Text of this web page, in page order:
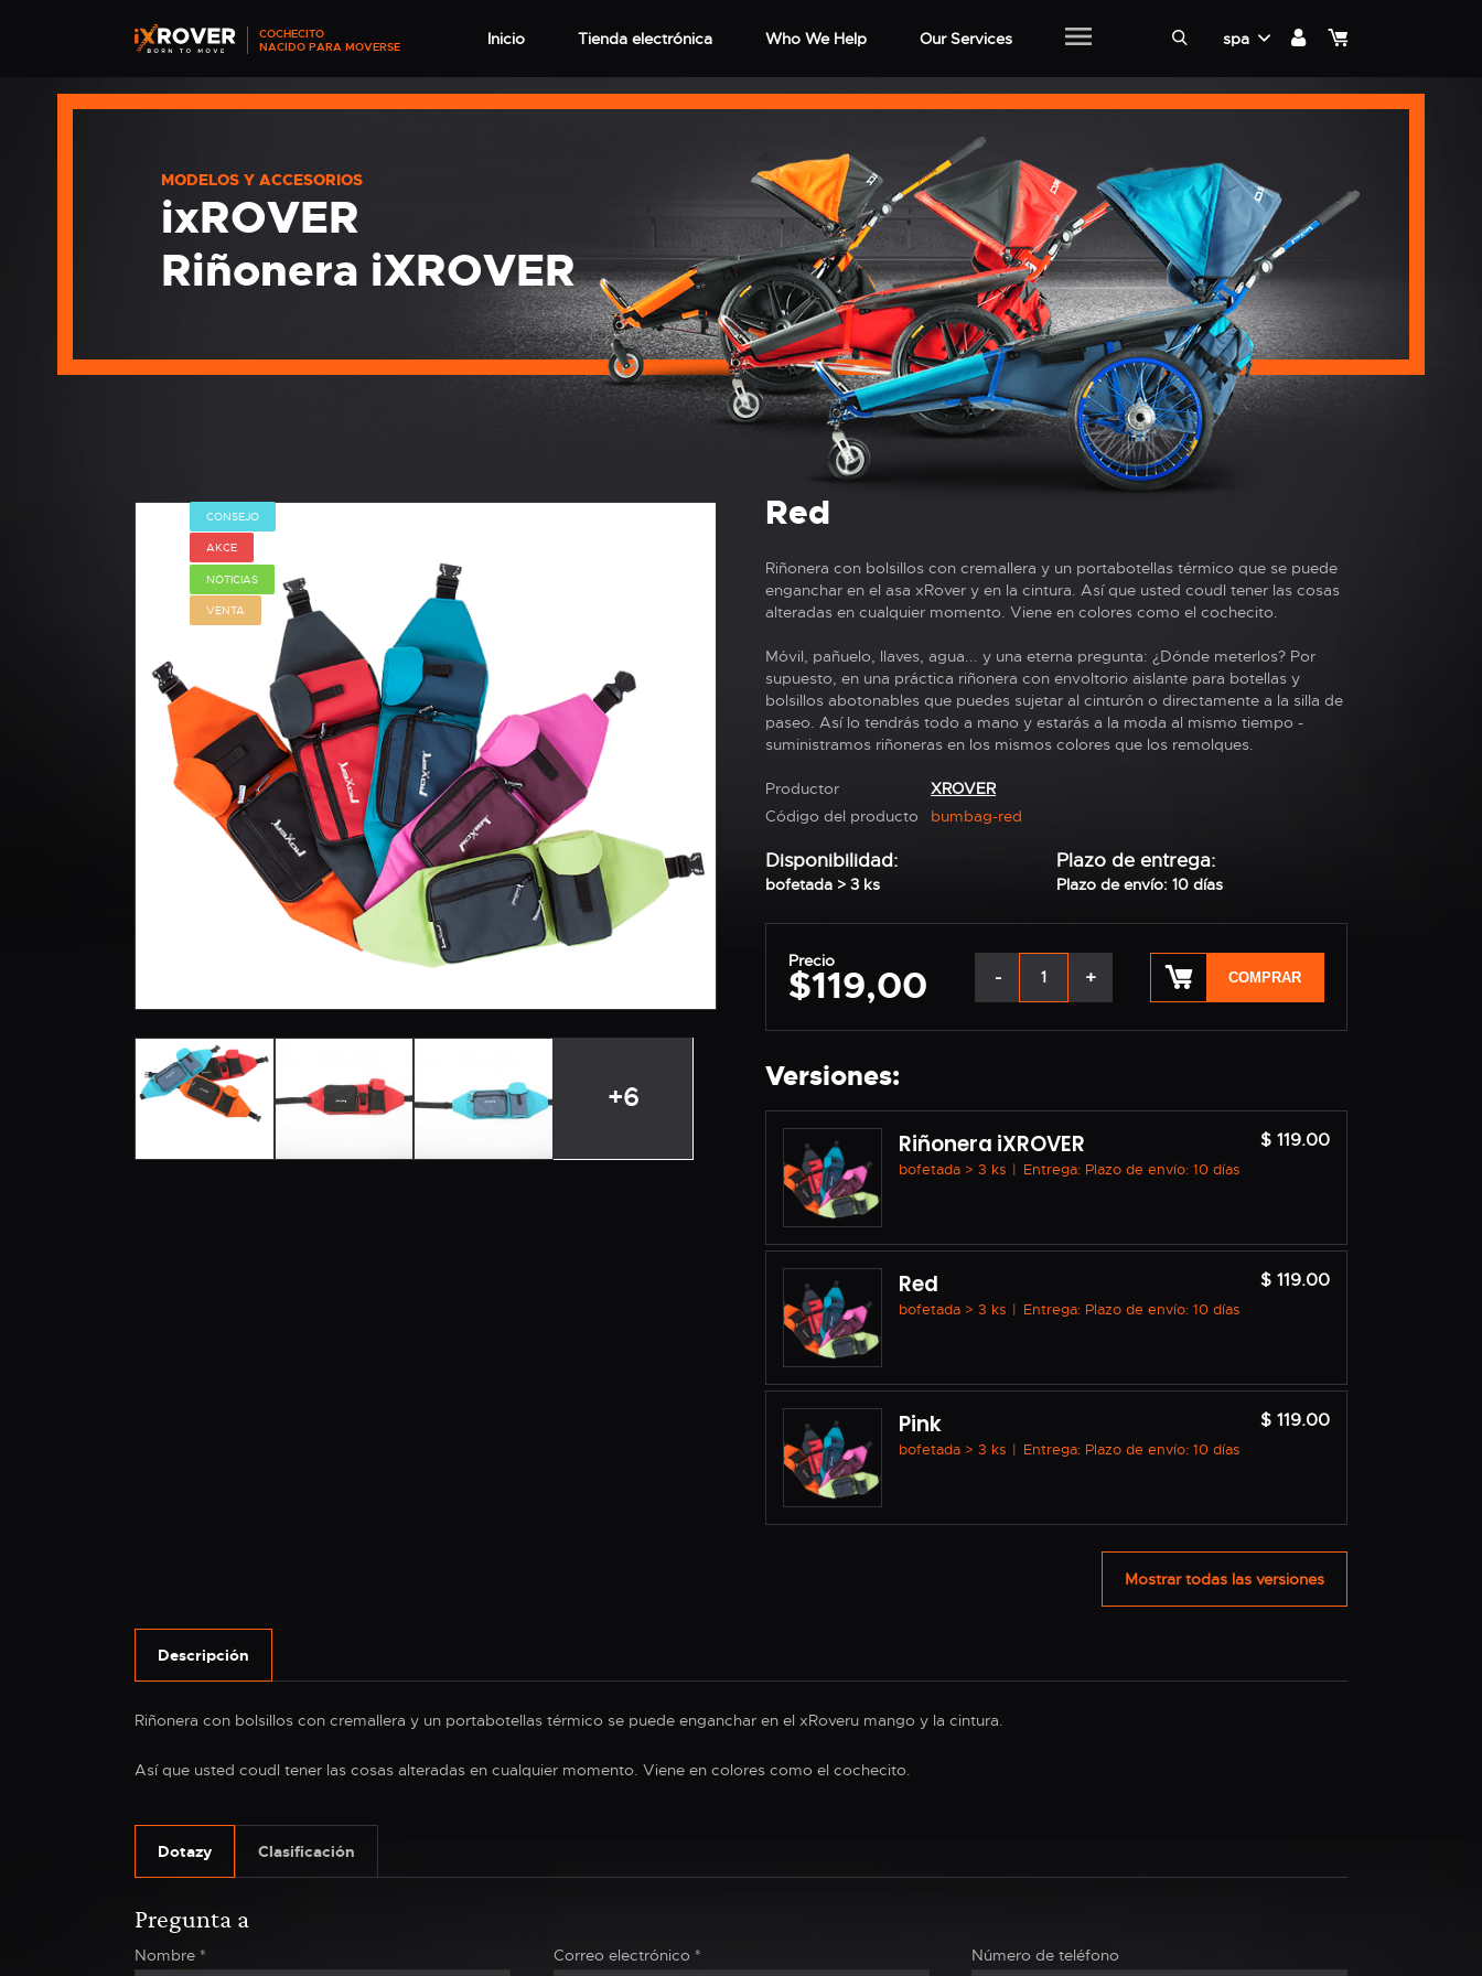
COCHECITO
NACIDO PARA MOVERSE
spa
Inicio Tienda electrónica Who We Help Our Services
MODELOS Y ACCESORIOS
ixROVER
Riñonera iXROVER
CONSEJO
AKCE
NOTICIAS
VENTA
+6
Red
Riñonera con bolsillos con cremallera y un portabotellas térmico que se puede
enganchar en el asa xRover y en la cintura. Así que usted coudl tener las cosas
alteradas en cualquier momento. Viene en colores como el cochecito.
Móvil, pañuelo, llaves, agua... y una eterna pregunta: ¿Dónde meterlos? Por
supuesto, en una práctica riñonera con envoltorio aislante para botellas y
bolsillos abotonables que puedes sujetar al cinturón o directamente a la silla de
paseo. Así lo tendrás todo a mano y estarás a la moda al mismo tiempo -
suministramos riñoneras en los mismos colores que los remolques.
Productor
XROVER
Código del producto
bumbag-red
Disponibilidad:
bofetada > 3 ks
Plazo de entrega:
Plazo de envío: 10 días
Precio
$119,00 - + COMPRAR
Versiones:
Riñonera iXROVER
bofetada > 3 ks | Entrega: Plazo de envío: 10 días
$ 119.00
Red
bofetada > 3 ks | Entrega: Plazo de envío: 10 días
$ 119.00
Pink
bofetada > 3 ks | Entrega: Plazo de envío: 10 días
$ 119.00
Mostrar todas las versiones
Descripción
Riñonera con bolsillos con cremallera y un portabotellas térmico se puede enganchar en el xRoveru mango y la cintura.
Así que usted coudl tener las cosas alteradas en cualquier momento. Viene en colores como el cochecito.
Dotazy Clasificación
Pregunta a
Nombre * Correo electrónico* Número de teléfono